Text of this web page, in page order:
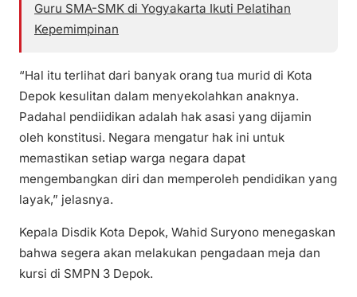
Guru SMA-SMK di Yogyakarta Ikuti Pelatihan
Kepemimpinan
“Hal itu terlihat dari banyak orang tua murid di Kota
Depok kesulitan dalam menyekolahkan anaknya.
Padahal pendiidikan adalah hak asasi yang dijamin
oleh konstitusi. Negara mengatur hak ini untuk
memastikan setiap warga negara dapat
mengembangkan diri dan memperoleh pendidikan yang
layak,” jelasnya.
Kepala Disdik Kota Depok, Wahid Suryono menegaskan
bahwa segera akan melakukan pengadaan meja dan
kursi di SMPN 3 Depok.